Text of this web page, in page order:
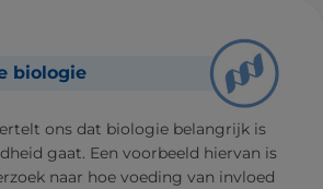
biologie
ons dat biologie belangrijk is
gaat. Een voorbeeld hiervan is
naar hoe voeding van invloed